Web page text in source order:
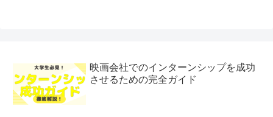
映画会社でのインターンシップを成功
させるための完全ガイド